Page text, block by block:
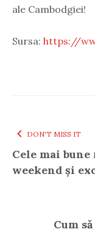
ale Cambodgiei!
Sursa: https://
DON'T MISS IT
Cele mai
weekend și
Cum